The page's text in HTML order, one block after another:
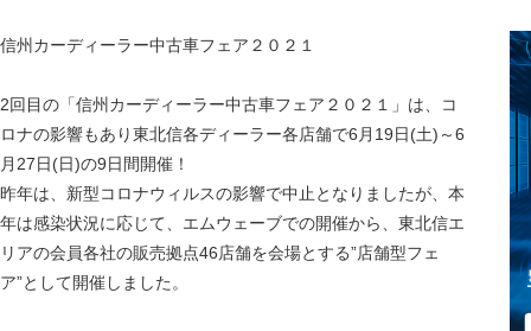
信州カーディーラー中古車フェア２０２１
2回目の「信州カーディーラー中古車フェア２０２１」は、コ
ロナの影響もあり東北信各ディーラー各店舗で6月19日(土)～6
月27日(日)の9日間開催！
昨年は、新型コロナウィルスの影響で中止となりましたが、本
年は感染状況に応じて、エムウェーブでの開催から、東北信エ
リアの会員各社の販売拠点46店舗を会場とする”店舗型フェ
ア”として開催しました。